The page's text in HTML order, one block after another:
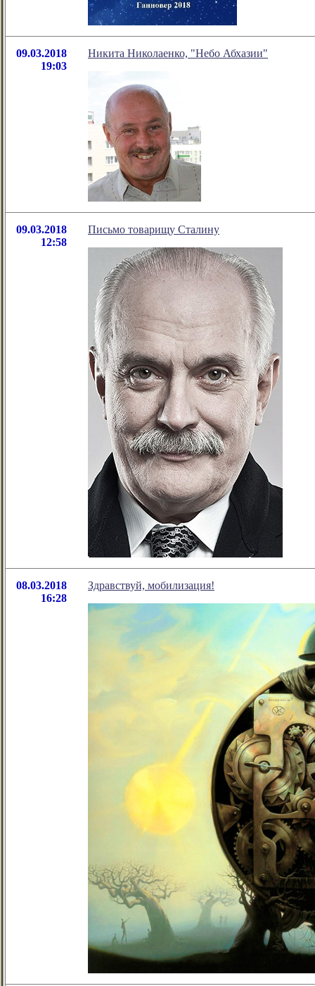
09.03.2018
19:03
Никита Николаенко, "Небо Абхазии"
09.03.2018
12:58
Письмо товарищу Сталину
08.03.2018
16:28
Здравствуй, мобилизация!